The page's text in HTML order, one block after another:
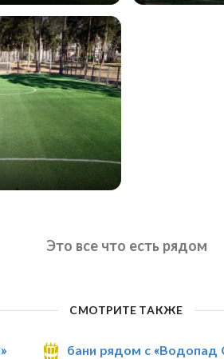
Это все что есть рядом
СМОТРИТЕ ТАКЖЕ
бани рядом с «Водопад